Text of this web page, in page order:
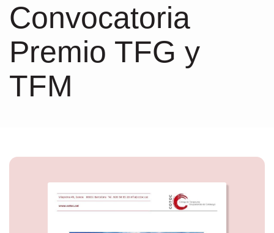
Convocatoria
Premio TFG y
TFM